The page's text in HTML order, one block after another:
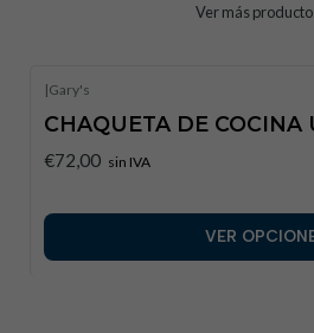
Ver más
|Gary's
CHAQUETA DE COCINA
€72,00 sin IVA
VER